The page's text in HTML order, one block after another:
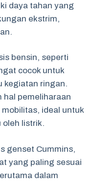
daya tahan yang
ekstrim,
bensin, seperti
cocok untuk
kegiatan ringan.
hal pemeliharaan
ideal untuk
oleh listrik.
genset Cummins,
yang paling sesuai
dalam